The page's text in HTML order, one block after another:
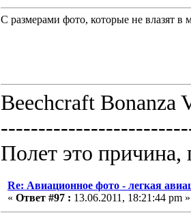
С размерами фото, которые не влазят
Beechcraft Bonanza
Полет это причина,
Re: Авиационное фото - легкая
« Ответ #97 : 13.06.2011, 18:21:44 pm »